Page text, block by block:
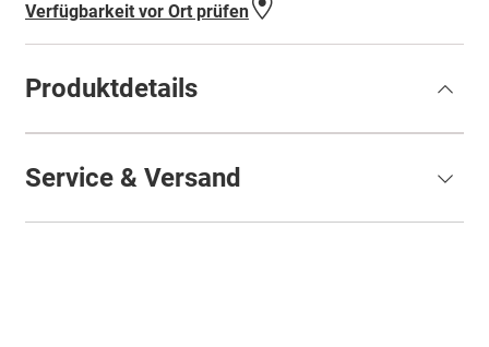
Verfügbarkeit vor Ort prüfen
Produktdetails
Service & Versand